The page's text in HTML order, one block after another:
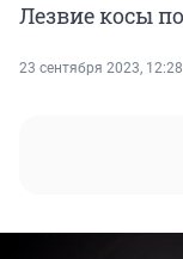
Лезвие косы
23 сентября 2023, 12:28